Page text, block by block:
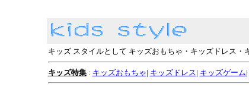
キッズ スタイルとして キッズおもちゃ・キッズドレス
キッズ特集: キッズおもちゃ| キッズドレス| キッズゲーム|